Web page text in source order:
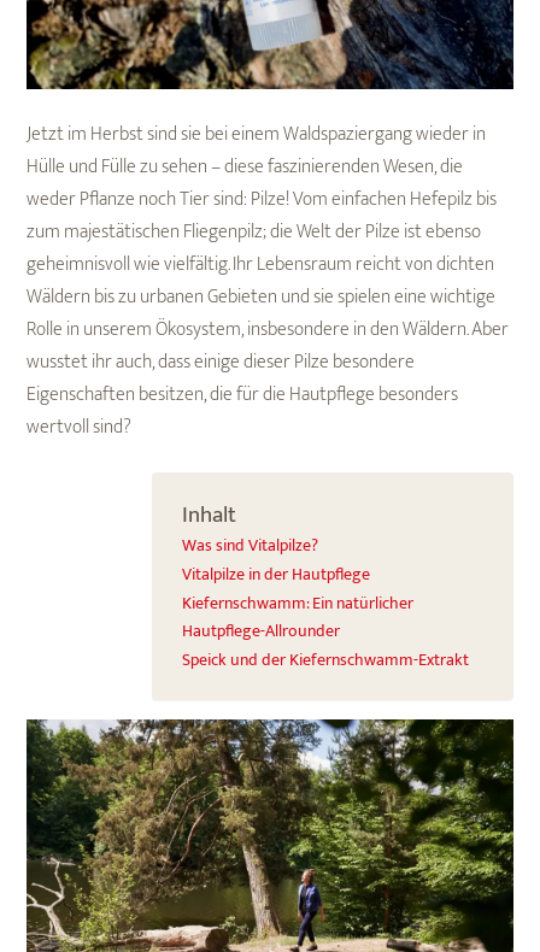
Jetzt im Herbst sind sie bei einem Waldspaziergang wieder in
Hülle und Fülle zu sehen – diese faszinierenden Wesen, die
weder Pflanze noch Tier sind: Pilze! Vom einfachen Hefepilz bis
zum majestätischen Fliegenpilz; die Welt der Pilze ist ebenso
geheimnisvoll wie vielfältig. Ihr Lebensraum reicht von dichten
Wäldern bis zu urbanen Gebieten und sie spielen eine wichtige
Rolle in unserem Ökosystem, insbesondere in den Wäldern. Aber
wusstet ihr auch, dass einige dieser Pilze besondere
Eigenschaften besitzen, die für die Hautpflege besonders
wertvoll sind?
Inhalt
Was sind Vitalpilze?
Vitalpilze in der Hautpflege
Kiefernschwamm: Ein natürlicher
Hautpflege-Allrounder
Speick und der Kiefernschwamm-Extrakt